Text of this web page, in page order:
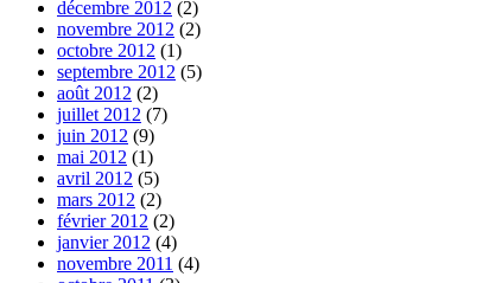
décembre 2012 (2)
novembre 2012 (2)
octobre 2012 (1)
septembre 2012 (5)
août 2012 (2)
juillet 2012 (7)
juin 2012 (9)
mai 2012 (1)
avril 2012 (5)
mars 2012 (2)
février 2012 (2)
janvier 2012 (4)
novembre 2011 (4)